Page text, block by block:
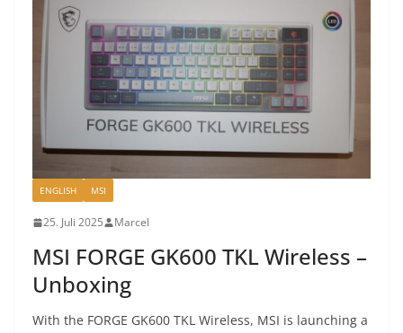
ENGLISH MSI
25. Juli 2025 Marcel
MSI FORGE GK600 TKL Wireless –
Unboxing
With the FORGE GK600 TKL Wireless, MSI is launching a